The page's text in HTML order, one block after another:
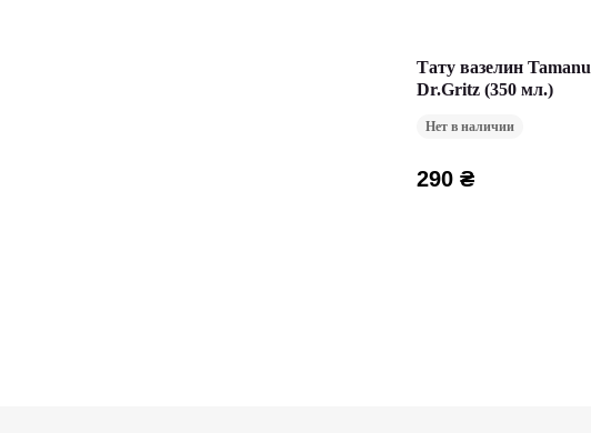
Тату вазелин Tamanu
Dr.Gritz (350 мл.)
Нет в наличии
290 ₴